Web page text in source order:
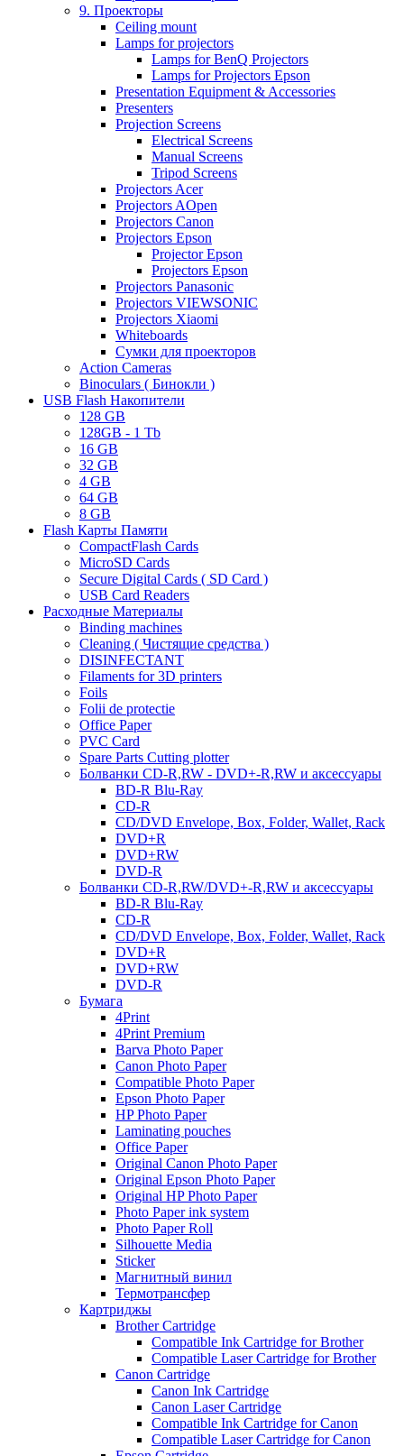
9. Проекторы
Ceiling mount
Lamps for projectors
Lamps for BenQ Projectors
Lamps for Projectors Epson
Presentation Equipment & Accessories
Presenters
Projection Screens
Electrical Screens
Manual Screens
Tripod Screens
Projectors Acer
Projectors AOpen
Projectors Canon
Projectors Epson
Projector Epson
Projectors Epson
Projectors Panasonic
Projectors VIEWSONIC
Projectors Xiaomi
Whiteboards
Сумки для проекторов
Action Cameras
Binoculars ( Бинокли )
USB Flash Накопители
128 GB
128GB - 1 Tb
16 GB
32 GB
4 GB
64 GB
8 GB
Flash Карты Памяти
CompactFlash Cards
MicroSD Cards
Secure Digital Cards ( SD Card )
USB Card Readers
Расходные Материалы
Binding machines
Cleaning ( Чистящие средства )
DISINFECTANT
Filaments for 3D printers
Foils
Folii de protectie
Office Paper
PVC Card
Spare Parts Cutting plotter
Болванки CD-R,RW - DVD+-R,RW и аксессуары
BD-R Blu-Ray
CD-R
CD/DVD Envelope, Box, Folder, Wallet, Rack
DVD+R
DVD+RW
DVD-R
Болванки CD-R,RW/DVD+-R,RW и аксессуары
BD-R Blu-Ray
CD-R
CD/DVD Envelope, Box, Folder, Wallet, Rack
DVD+R
DVD+RW
DVD-R
Бумага
4Print
4Print Premium
Barva Photo Paper
Canon Photo Paper
Compatible Photo Paper
Epson Photo Paper
HP Photo Paper
Laminating pouches
Office Paper
Original Canon Photo Paper
Original Epson Photo Paper
Original HP Photo Paper
Photo Paper ink system
Photo Paper Roll
Silhouette Media
Sticker
Магнитный винил
Термотрансфер
Картриджы
Brother Cartridge
Compatible Ink Cartridge for Brother
Compatible Laser Cartridge for Brother
Canon Cartridge
Canon Ink Cartridge
Canon Laser Cartridge
Compatible Ink Cartridge for Canon
Compatible Laser Cartridge for Canon